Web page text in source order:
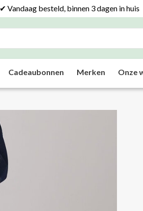
✔ Vandaag besteld, binnen 3 dagen in huis
Cadeaubonnen Merken Onze